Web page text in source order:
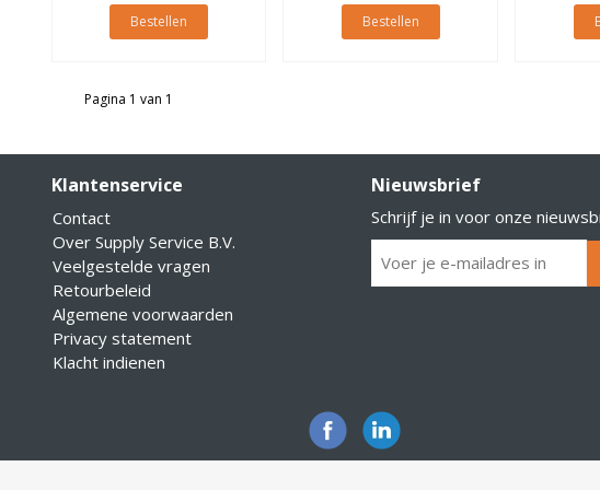
Bestellen Bestellen
Pagina 1 van 1
Klantenservice
Contact
Over Supply Service B.V.
Veelgestelde vragen
Retourbeleid
Algemene voorwaarden
Privacy statement
Klacht indienen
Nieuwsbrief
Schrijf je in voor onze